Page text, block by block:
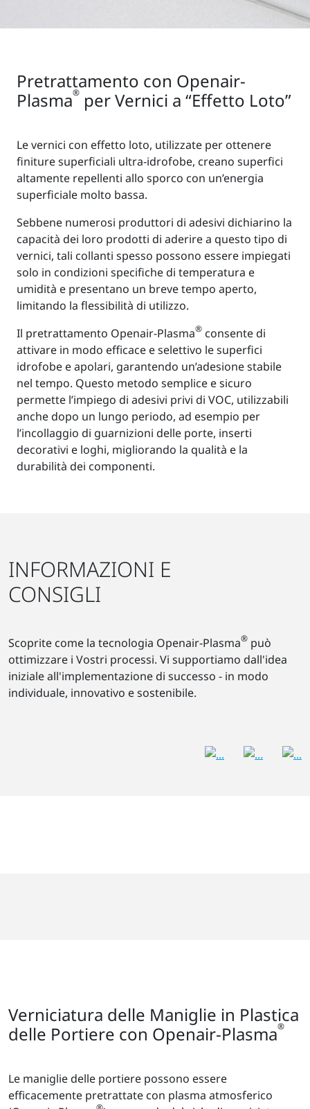
Pretrattamento con Openair-
Plasma® per Vernici a “Effetto Loto”
Le vernici con effetto loto, utilizzate per ottenere
finiture superficiali ultra-idrofobe, creano superfici
altamente repellenti allo sporco con un’energia
superficiale molto bassa.
Sebbene numerosi produttori di adesivi dichiarino la
capacità dei loro prodotti di aderire a questo tipo di
vernici, tali collanti spesso possono essere impiegati
solo in condizioni specifiche di temperatura e
umidità e presentano un breve tempo aperto,
limitando la flessibilità di utilizzo.
Il pretrattamento Openair-Plasma® consente di
attivare in modo efficace e selettivo le superfici
idrofobe e apolari, garantendo un’adesione stabile
nel tempo. Questo metodo semplice e sicuro
permette l’impiego di adesivi privi di VOC, utilizzabili
anche dopo un lungo periodo, ad esempio per
l’incollaggio di guarnizioni delle porte, inserti
decorativi e loghi, migliorando la qualità e la
durabilità dei componenti.
INFORMAZIONI E
CONSIGLI
Scoprite come la tecnologia Openair-Plasma® può
ottimizzare i Vostri processi. Vi supportiamo dall'idea
iniziale all'implementazione di successo - in modo
individuale, innovativo e sostenibile.
Verniciatura delle Maniglie in Plastica
delle Portiere con Openair-Plasma®
Le maniglie delle portiere possono essere
efficacemente pretrattate con plasma atmosferico